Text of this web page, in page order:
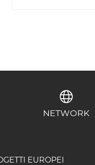
NETWORK
EUROPEI